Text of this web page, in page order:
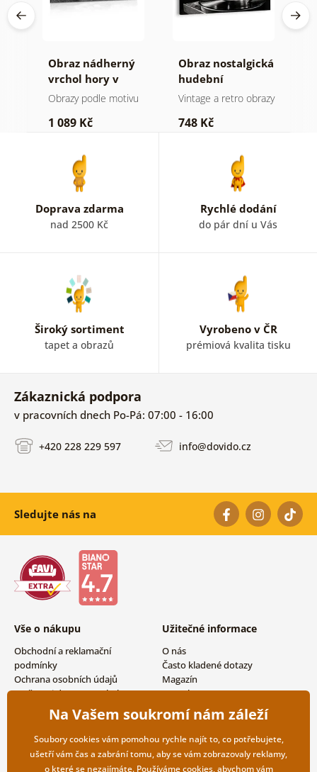
objednávky a rychle odeslani
Obraz nádherný
vrchol hory v
černobílém
Obrazy podle motivu
1 089 Kč
Obraz nostalgická
hudební
atmosféra
Vintage a retro obrazy
748 Kč
Doprava zdarma
nad 2500 Kč
Rychlé dodání
do pár dní u Vás
Široký sortiment
tapet a obrazů
Vyrobeno v ČR
prémiová kvalita tisku
Zákaznická podpora
v pracovních dnech Po-Pá: 07:00 - 16:00
+420 228 229 597 info@dovido.cz
Sledujte nás na
Vše o nákupu
Obchodní a reklamační
podmínky
Ochrana osobních údajů
Možnosti dopravy a platby
Vrácení zboží
Užitečné informace
O nás
Často kladené dotazy
Magazín
Kontakty
Velkoobchodní spolupráce
Na Vašem soukromí nám záleží
Soubory cookies vám pomohou rychle najít to, co potřebujete,
ušetří vám čas a zabrání tomu, aby se vám zobrazovaly reklamy,
o které se nezajímáte. Používámecookies, abychom vám